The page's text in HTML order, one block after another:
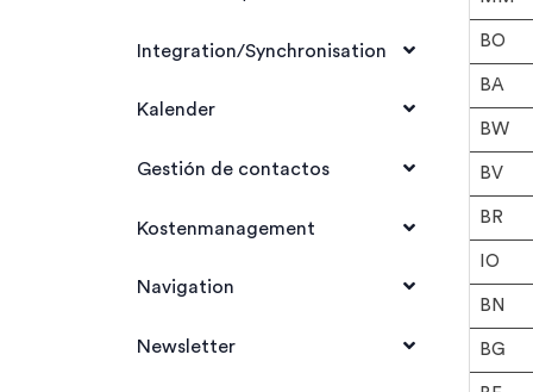
Integration/Synchronisation
Attachments
E-Mail Integration
Synchronisation
Kalender
Kalender Kategorien
Kalender
Meine Termine
Gestión de contactos
Gestión de contactos
Kontakttypen/Ansichten selbst
Kostenmanagement
Kosten Kategorien
Kosten verwalten
Navigation
Eigene Felder
Newsletter
BO
BA
BW
BV
BR
IO
BN
BG